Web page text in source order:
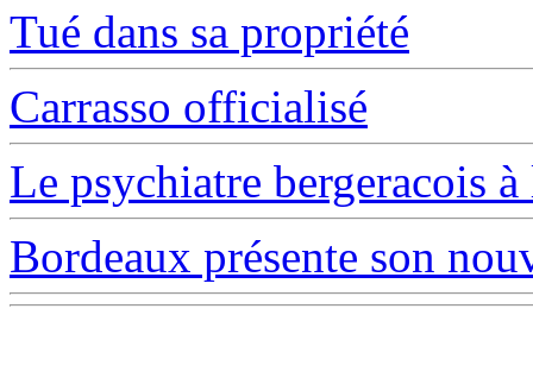
Tué dans sa propriété
Carrasso officialisé
Le psychiatre bergeracois
Bordeaux présente son